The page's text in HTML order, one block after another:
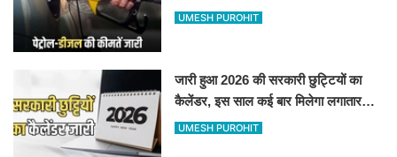
जानिए बीकानेर समेत पुरे प्रदेश में नए रेट
UMESH PUROHIT
जारी हुआ 2026 की सरकारी छुट्टियों का
कैलेंडर, इस साल कई बार मिलेगा लगातार
अवकाश, देखें
UMESH PUROHIT